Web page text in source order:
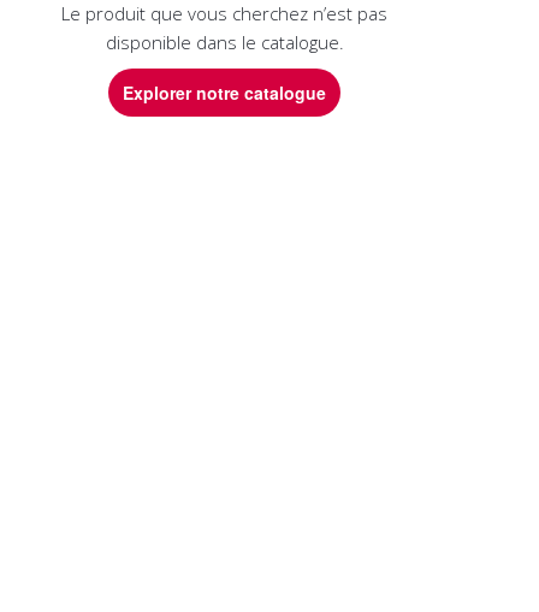
Le produit que vous cherchez n’est pas
disponible dans le catalogue.
Explorer notre catalogue